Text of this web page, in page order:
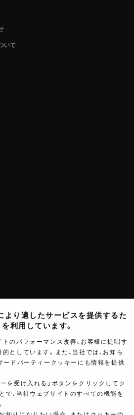
いて
より適したサービスを提供するた
利用しています。
トのパフォーマンス改善、お客様に提唱す
としています。また、当社では、お知ら
ードパーティークッキーにも情報を提供
を受け入れる」ボタンをクリックしてク
で、当社ウェブサイトのすべての機能を